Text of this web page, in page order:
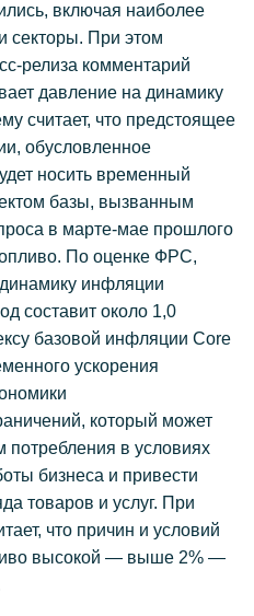
включая наиболее
секторы. При этом
релиза комментарий
давление на динамику
считает, что предстоящее
обусловленное
носить временный
базы, вызванным
в марте-мае прошлого
По оценке ФРС,
инфляции
составит около 1,0
базовой инфляции Core
ускорения
который может
потребления в условиях
бизнеса и привести
товаров и услуг. При
что причин и условий
высокой — выше 2% —